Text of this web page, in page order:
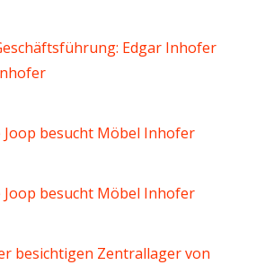
Edgar Inhofer
Joop besucht Möbel Inhofer
Joop besucht Möbel Inhofer
besichtigen Zentrallager von